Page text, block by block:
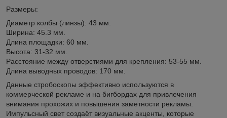
Размеры:
Диаметр колбы (линзы): 43 мм.
Ширина: 45.3 мм.
Длина площадки: 60 мм.
Высота: 31-32 мм.
Расстояние между отверстиями для крепления: 53-55 мм.
Длина выводных проводов: 170 мм.
Данные стробоскопы эффективно используются в
коммерческой рекламе и на бигбордах для привлечения
внимания прохожих и повышения заметности рекламы.
Импульсный свет создаёт визуальные акценты, которые